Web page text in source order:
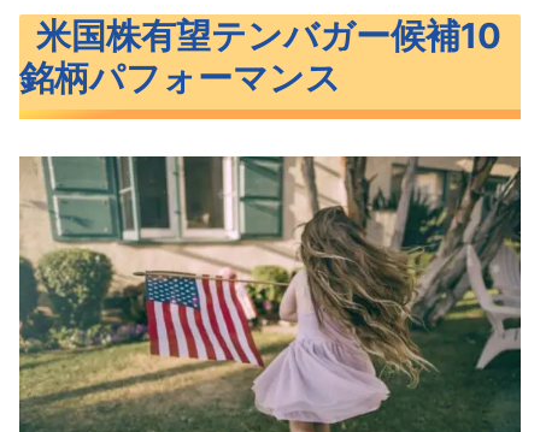
米国株有望テンバガー候補10
銘柄パフォーマンス